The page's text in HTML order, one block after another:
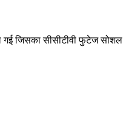
जिसका सीसीटीवी फुटेज सोशल